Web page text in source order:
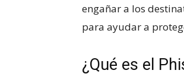
engañar⁢ a los
para ayudar a
¿Qué es el